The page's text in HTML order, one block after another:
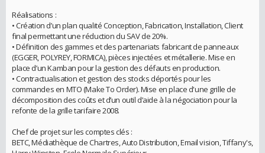
Réalisations :
• Création d’un plan qualité Conception, Fabrication, Installation, Client
final permettant une réduction du SAV de 20%.
• Définition des gammes et des partenariats fabricant de panneaux
(EGGER, POLYREY, FORMICA), pièces injectées et métallerie. Mise en
place d’un Kamban pour la gestion des défauts en production.
• Contractualisation et gestion des stocks déportés pour les
commandes en MTO (Make To Order). Mise en place d'une grille de
décomposition des coûts et d’un outil d’aide à la négociation pour la
refonte de la grille tarifaire 2008.
Chef de projet sur les comptes clés :
BETC, Médiathèque de Chartres, Auto Distribution, Email vision, Tiffany's,